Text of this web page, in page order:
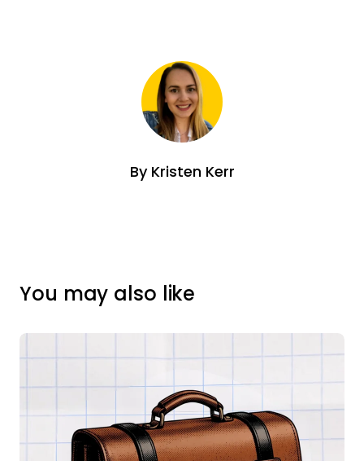
ByKristen Kerr
You may also like